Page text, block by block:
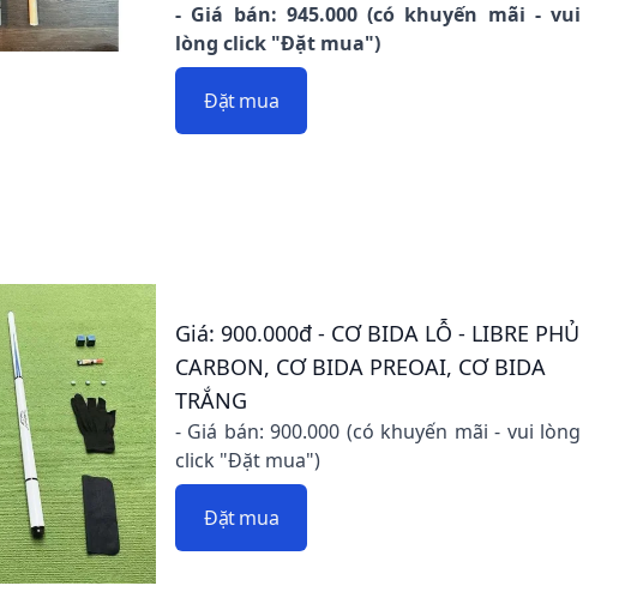
- Giá bán: 945.000 (có khuyến mãi - vui
lòng click "Đặt mua")
Đặt mua
Giá: 900.000đ - CƠ BIDA LỖ - LIBRE PHỦ
CARBON, CƠ BIDA PREOAI, CƠ BIDA
TRẮNG
- Giá bán: 900.000 (có khuyến mãi - vui lòng
click "Đặt mua")
Đặt mua